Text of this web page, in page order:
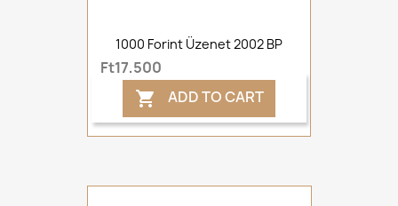
1000 Forint Üzenet 2002 BP
Ft17,500
 ADD TO CART